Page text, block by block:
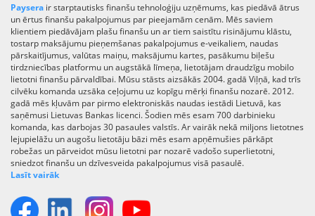
Paysera ir starptautisks finanšu tehnoloģiju uzņēmums, kas piedāvā ātrus
un ērtus finanšu pakalpojumus par pieejamām cenām. Mēs saviem
klientiem piedāvājam plašu finanšu un ar tiem saistītu risinājumu klāstu,
tostarp maksājumu pieņemšanas pakalpojumus e-veikaliem, naudas
pārskaitījumus, valūtas maiņu, maksājumu kartes, pasākumu biļešu
tirdzniecības platformu un augstākā līmeņa, lietotājam draudzīgu mobilo
lietotni finanšu pārvaldībai. Mūsu stāsts aizsākās 2004. gadā Viļņā, kad trīs
cilvēku komanda uzsāka ceļojumu uz kopīgu mērķi finanšu nozarē. 2012.
gadā mēs kļuvām par pirmo elektroniskās naudas iestādi Lietuvā, kas
saņēmusi Lietuvas Bankas licenci. Šodien mēs esam 700 darbinieku
komanda, kas darbojas 30 pasaules valstīs. Ar vairāk nekā miljons lietotnes
lejupielāžu un augošu lietotāju bāzi mēs esam apņēmušies pārkāpt
robežas un pārveidot mūsu lietotni par nozarē vadošo superlietotni,
sniedzot finanšu un dzīvesveida pakalpojumus visā pasaulē.
Lasīt vairāk